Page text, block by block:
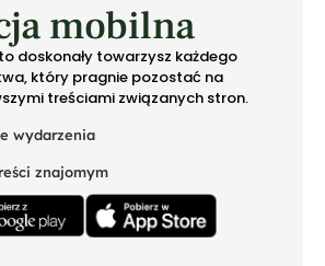
mobilna
doskonały towarzysz każdego
który pragnie pozostać na
treściami związanych stron.
wydarzenia
znajomym